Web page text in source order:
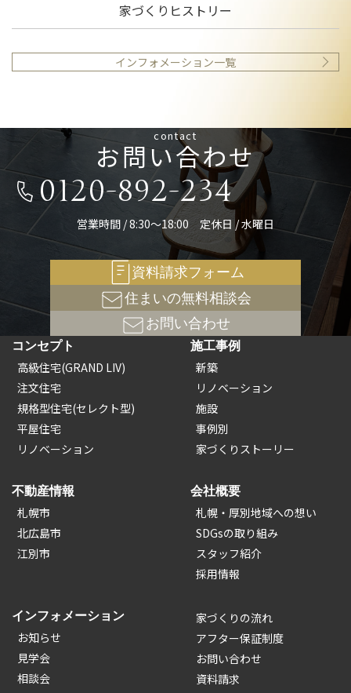
家づくりヒストリー
インフォメーション一覧
contact
お問い合わせ
0120-892-234
営業時間 / 8:30～18:00 定休日 / 水曜日
資料請求フォーム
住まいの無料相談会
お問い合わせ
コンセプト
高級住宅(GRAND LIV)
注文住宅
規格型住宅(セレクト型)
平屋住宅
リノベーション
施工事例
新築
リノベーション
施設
事例別
家づくりストーリー
不動産情報
札幌市
北広島市
江別市
会社概要
札幌・厚別地域への想い
SDGsの取り組み
スタッフ紹介
採用情報
インフォメーション
お知らせ
見学会
相談会
家づくりの流れ
アフター保証制度
お問い合わせ
資料請求